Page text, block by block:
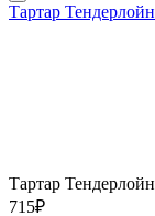
Тартар
Тартар
715₽